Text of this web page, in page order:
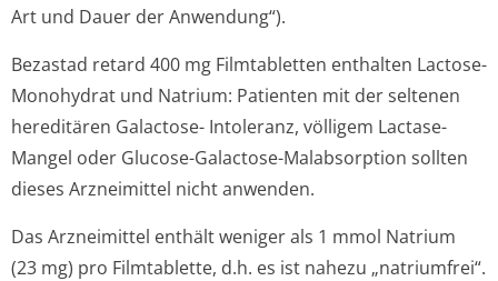
Art und Dauer der Anwendung“).
Bezastad retard 400 mg Filmtabletten enthalten Lactose-
Monohydrat und Natrium: Patienten mit der seltenen
hereditären Galactose- Intoleranz, völligem Lactase-
Mangel oder Glucose-Galactose-Malabsorption sollten
dieses Arzneimittel nicht anwenden.
Das Arzneimittel enthält weniger als 1 mmol Natrium
(23 mg) pro Filmtablette, d.h. es ist nahezu „natriumfrei“.